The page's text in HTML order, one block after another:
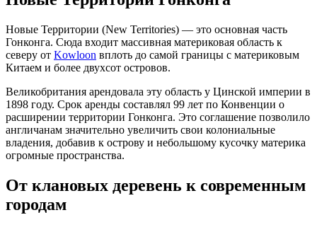
Новые Территории (New Territories) — это основная часть
Гонконга. Сюда входит массивная материковая область к
северу от Kowloon вплоть до самой границы с материковым
Китаем и более двухсот островов.
Великобритания арендовала эту область у Цинской империи в
1898 году. Срок аренды составлял 99 лет по Конвенции о
расширении территории Гонконга. Это соглашение позволило
англичанам значительно увеличить свои колониальные
владения, добавив к острову и небольшому кусочку материка
огромные пространства.
От клановых деревень к современным
городам